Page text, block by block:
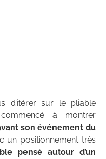
d’itérer sur le pliable
à montrer
sonévénement du
un positionnement très
pensé autour d’un